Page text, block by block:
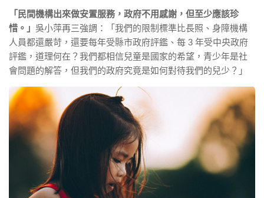
「民間機構出來做安置服務，政府不用感謝，但至少應該珍
惜。」 吳小萍再三強調：「我們的限制標準比長照、身障機構
人員都還嚴苛，還要每年受縣市政府評鑑、每 3 年受中央政府
評鑑，道理何在？我們都相信兒童是國家的希望，青少年是社
會問題的解答，但我們的政府究竟是如何對待我們的兒少？」